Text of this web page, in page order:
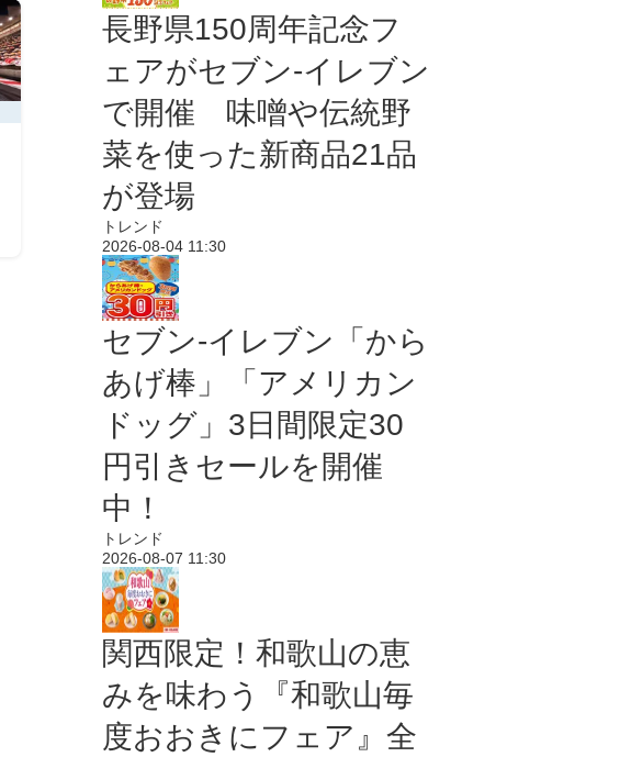
長野県150周年記念フ
ェアがセブン-イレブン
で開催 味噌や伝統野
菜を使った新商品21品
が登場
トレンド
2026-08-04 11:30
セブン‐イレブン「から
あげ棒」「アメリカン
ドッグ」3日間限定30
円引きセールを開催
中！
トレンド
2026-08-07 11:30
関西限定！和歌山の恵
みを味わう『和歌山毎
度おおきにフェア』全